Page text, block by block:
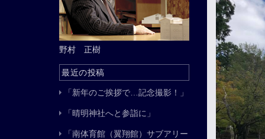
野村 正樹
最近の投稿
「新年のご挨拶で…記念撮影！」
「晴明神社へと参詣に」
「南体育館（翼翔館）サブアリー